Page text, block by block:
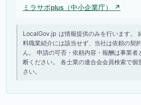
ミラサポplus（中小企業庁） ↗
LocalGov.jp は情報提供のみを行います。
料職業紹介には該当せず、当社は依頼の契
ん。 申請の可否・依頼内容・報酬は事業者
断ください。 各士業の連合会会員検索で個
さい。